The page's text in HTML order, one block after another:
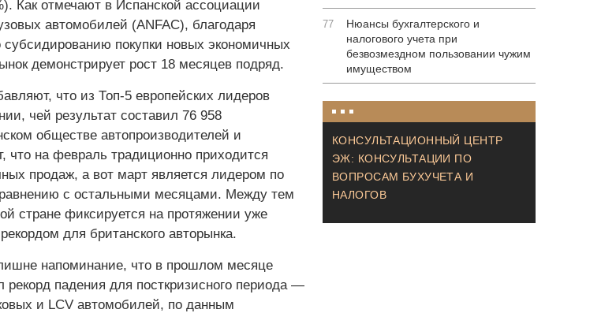
Как отмечают в Испанской ассоциации
автомобилей (ANFAC), благодаря
покупки новых экономичных
демонстрирует рост 18 месяцев подряд.
что из Топ-5 европейских лидеров
чей результат составил 76 958
обществе автопроизводителей и
что на февраль традиционно приходится
продаж, а вот март является лидером по
с остальными месяцами. Между тем
стране фиксируется на протяжении уже
для британского авторынка.
напоминание, что в прошлом месяце
рекорд падения для посткризисного периода —
и LCV автомобилей, по данным
77
Нюансы бухгалтерского и
налогового учета при
безвозмездном пользовании чужим
имуществом
КОНСУЛЬТАЦИОННЫЙ ЦЕНТР
ЭЖ: КОНСУЛЬТАЦИИ ПО
ВОПРОСАМ БУХУЧЕТА И
НАЛОГОВ